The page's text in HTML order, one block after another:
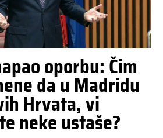
oporbu: Čim
da u Madridu
Hrvata, vi
neke ustaše?